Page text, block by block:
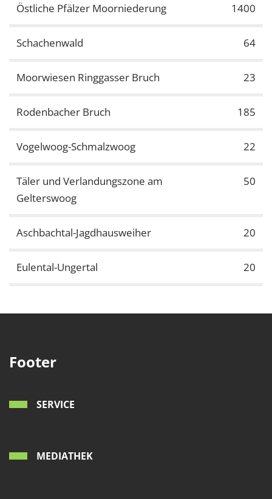
Östliche Pfälzer Moorniederung 1400
Schachenwald 64
Moorwiesen Ringgasser Bruch 23
Rodenbacher Bruch 185
Vogelwoog-Schmalzwoog 22
Täler und Verlandungszone am
Gelterswoog
50
Aschbachtal-Jagdhausweiher 20
Eulental-Ungertal 20
Footer
SERVICE
MEDIATHEK